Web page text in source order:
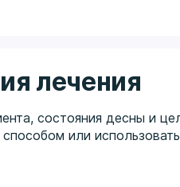
лечения
состояния десны и
или